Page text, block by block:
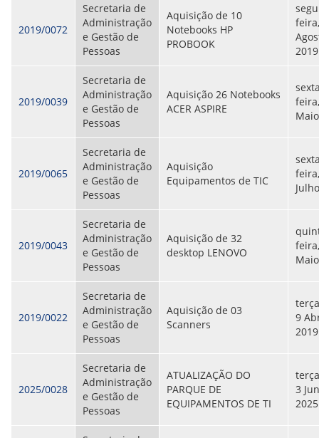
2019/0072
Secretaria de
Administração
e Gestão de
Pessoas
Aquisição de 10
Notebooks HP
PROBOOK
2019
2019/0039
Secretaria de
Administração
e Gestão de
Pessoas
Aquisição 26 Notebooks
ACER ASPIRE
2019/0065
Secretaria de
Administração
e Gestão de
Pessoas
Aquisição
Equipamentos de TIC
2019/0043
Secretaria de
Administração
e Gestão de
Pessoas
Aquisição de 32
desktop LENOVO
2019/0022
Secretaria de
Administração
e Gestão de
Pessoas
Aquisição de 03
Scanners
9
2019
2025/0028
Secretaria de
Administração
e Gestão de
Pessoas
ATUALIZAÇÃO DO
PARQUE DE
EQUIPAMENTOS DE TI
3
2025